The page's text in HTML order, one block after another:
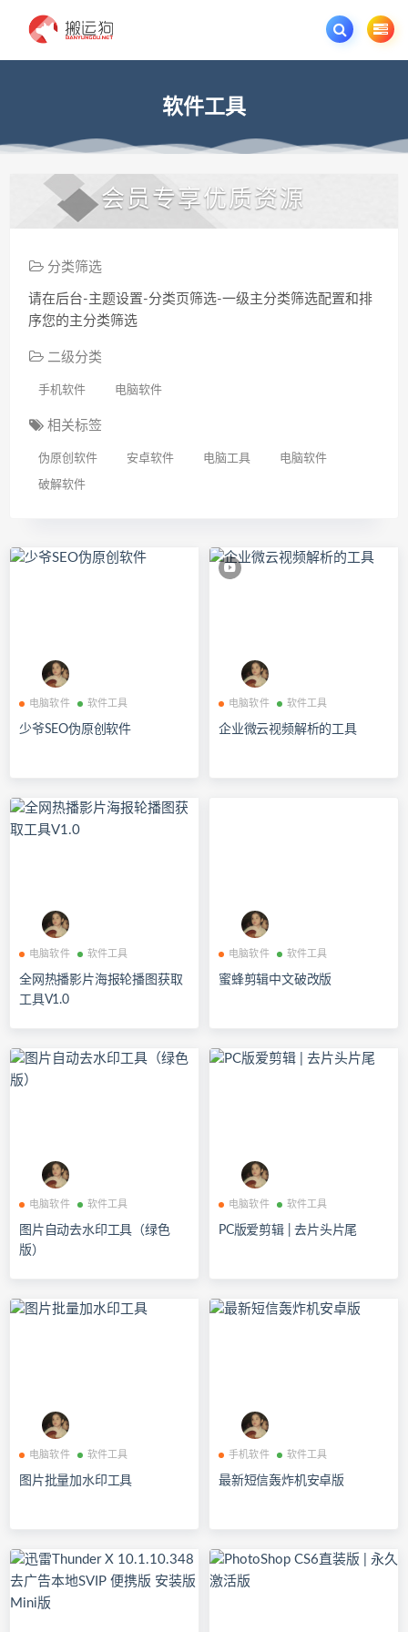
欢迎您光临搬运狗资源网，本站秉承服务宗旨 履行“站长”责任，销售只是起点 服
软件工具
会员专享优质资源
分类筛选
请在后台-主题设置-分类页筛选-一级主分类筛选配置和排
序您的主分类筛选
二级分类
手机软件 电脑软件
相关标签
伪原创软件 安卓软件 电脑工具 电脑软件
破解软件
电脑软件 软件工具
少爷SEO伪原创软件
电脑软件 软件工具
企业微云视频解析的工具
电脑软件 软件工具
全网热播影片海报轮播图获取
工具V1.0
电脑软件 软件工具
蜜蜂剪辑中文破改版
电脑软件 软件工具
图片自动去水印工具（绿色
版）
电脑软件 软件工具
PC版爱剪辑 | 去片头片尾
电脑软件 软件工具
图片批量加水印工具
手机软件 软件工具
最新短信轰炸机安卓版